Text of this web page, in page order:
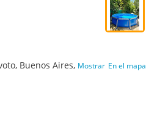
Buenos Aires, Mostrar En el mapa